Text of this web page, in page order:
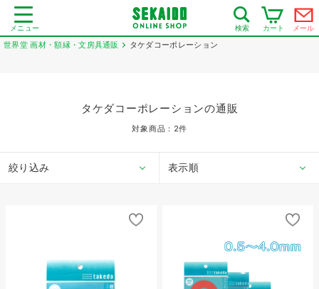
メニュー 検索 カート メール
世界堂 画材・額縁・文房具通販 タケダコーポレーション
タケダコーポレーションの通販
対象商品： 2件
絞り込み 表示順